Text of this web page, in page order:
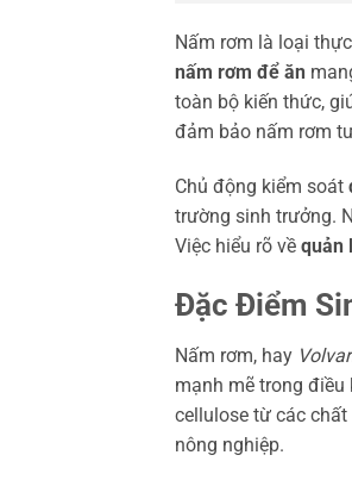
Nấm rơm là loại
nấm rơm để ăn
toàn bộ kiến thức,
đảm bảo nấm rơm
Chủ động kiểm soát
trường sinh trưởng.
Việc hiểu rõ về quản
Đặc Điểm
Nấm rơm, hay
mạnh mẽ trong
cellulose từ các
nông nghiệp.